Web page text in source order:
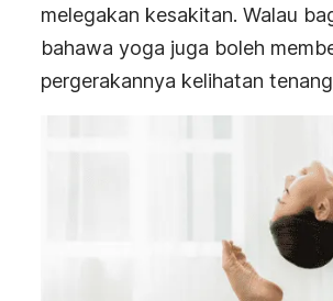
melegakan kesakitan. Walau
bahawa yoga juga boleh
pergerakannya kelihatan